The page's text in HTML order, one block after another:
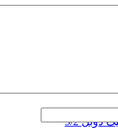
پلاستیک
دوبل 5/2